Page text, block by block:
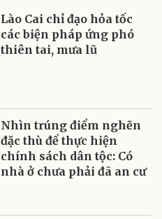
Lào Cai chỉ đạo hỏa tốc
các biện pháp ứng phó
thiên tai, mưa lũ
Nhìn trúng điểm nghẽn
đặc thù để thực hiện
chính sách dân tộc: Có
nhà ở chưa phải đã an cư